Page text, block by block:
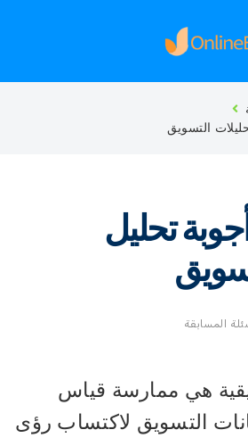
تحليل
هي ممارسة قياس
التسويق لاكتساب رؤى